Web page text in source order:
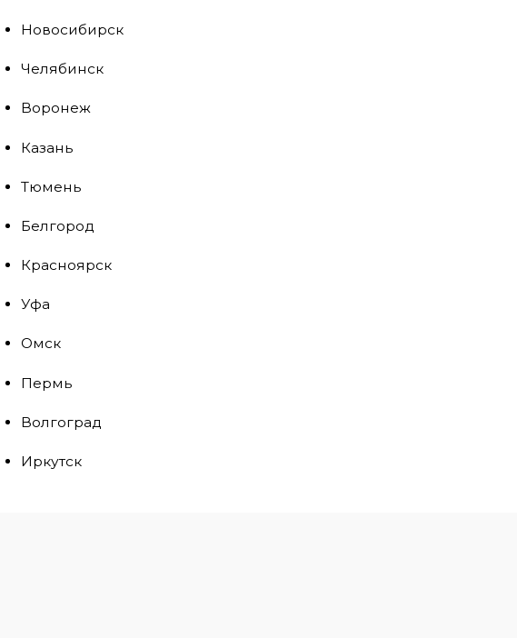
Новосибирск
Челябинск
Воронеж
Казань
Тюмень
Белгород
Красноярск
Уфа
Омск
Пермь
Волгоград
Иркутск